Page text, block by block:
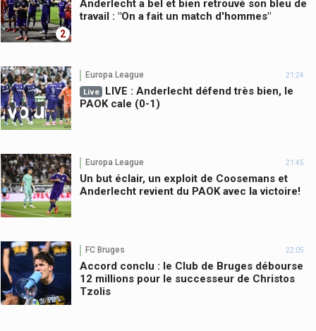
2
Anderlecht a bel et bien retrouvé son bleu de
travail : "On a fait un match d'hommes"
Europa League 21:24
Live
LIVE : Anderlecht défend très bien, le
PAOK cale (0-1)
Europa League 21:45
Un but éclair, un exploit de Coosemans et
Anderlecht revient du PAOK avec la victoire!
FC Bruges 22:05
Accord conclu : le Club de Bruges débourse
12 millions pour le successeur de Christos
Tzolis